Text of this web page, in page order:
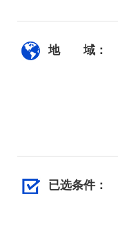
地 域：
已选条件：